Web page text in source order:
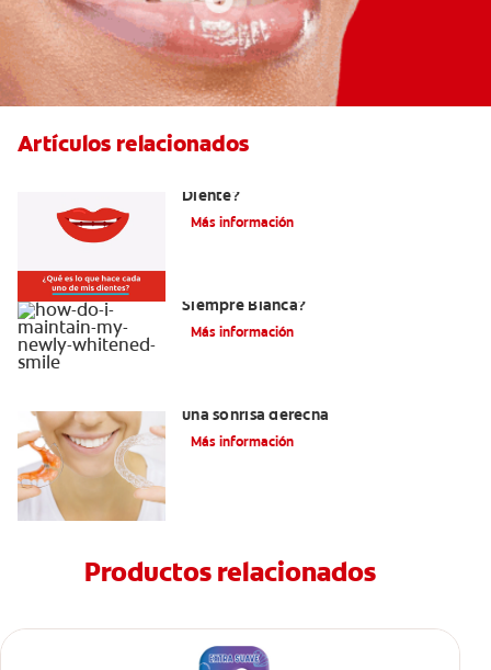
Artículos relacionados
Diente?
Más información
Siempre Blanca?
Más información
una sonrisa derecha
Más información
Productos relacionados